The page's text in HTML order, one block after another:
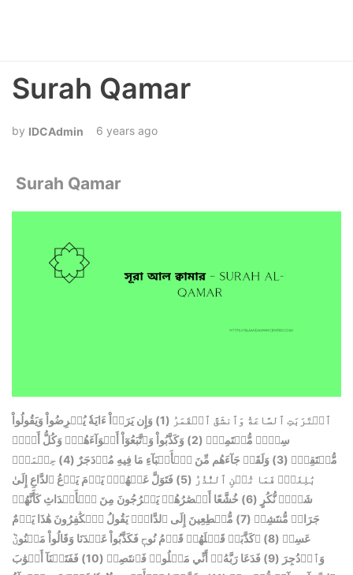
Surah Qamar
IDCAdmin 6 years ago
Surah Qamar
ٱقۡتَرَبَتِ ٱلسَّاعَةُ وَٱنشَقَّ ٱلۡقَمَرُ (1)
وَإِن يَرَوۡاْ ءَايَةٗ يُعۡرِضُواْ وَيَقُولُواْ
سِحۡرٞ مُّسۡتَمِرّٞ (2)
وَكَذَّبُواْ وَٱتَّبَعُوٓاْ أَهۡوَآءَهُمۡۚ وَكُلُّ أَمۡرٖ
مُّسۡتَقِرّٞ (3) وَلَقَدۡ جَآءَهُم مِّنَ ٱلۡأَنۢبَآءِ مَا فِيهِ مُزۡدَجَرٌ (4)
حِكۡمَةُۢ
بَٰلِغَةٞۖ فَمَا تُغۡنِ ٱلنُّذُرُ (5)
فَتَوَلَّ عَنۡهُمۡۘ يَوۡمَ يَدۡعُ ٱلدَّاعِ إِلَىٰ
شَيۡءٖ نُّكُرٍ (6)
خُشَّعًا أَبۡصَٰرُهُمۡ يَخۡرُجُونَ مِنَ ٱلۡأَجۡدَاثِ كَأَنَّهُمۡ
جَرَادٞ مُّنتَشِرٞ (7)
مُّهۡطِعِينَ إِلَى ٱلدَّاعِۖ يَقُولُ ٱلۡكَٰفِرُونَ هَٰذَا يَوۡمٌ
عَسِرٞ (8)
۞كَذَّبَتۡ قَبۡلَهُمۡ قَوۡمُ نُوحٖ فَكَذَّبُواْ عَبۡدَنَا وَقَالُواْ مَجۡنُونٞ
وَٱزۡدُجِرَ (9) فَدَعَا رَبَّهُۥٓ أَنِّي مَغۡلُوبٞ فَٱنتَصِرۡ (10)
فَفَتَحۡنَآ أَبۡوَٰبَ